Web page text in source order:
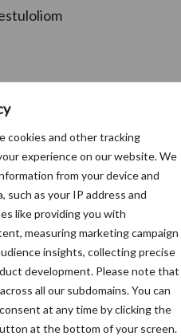
cookies and other tracking
experience on our website. We
from your device and
such as your IP address and
like providing you with
measuring marketing campaign
insights, collecting precise
development. Please note that
all our subdomains. You can
at any time by clicking the
at the bottom of your screen.
je ook al eens aan een
grasseizoen
een planning te maken en
voor de rest van